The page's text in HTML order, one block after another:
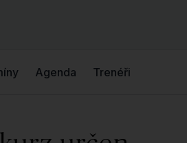
Agenda Trenéři